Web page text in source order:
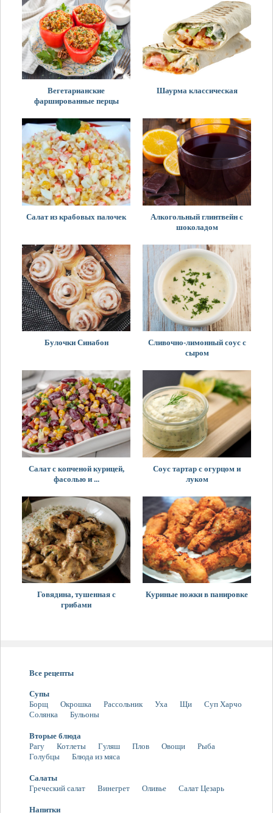
Вегетарианские
фаршированные перцы
Шаурма классическая
Салат из крабовых палочек
Алкогольный глинтвейн с
шоколадом
Булочки Синабон
Сливочно-лимонный соус с
сыром
Салат с копченой курицей,
фасолью и ...
Соус тартар с огурцом и
луком
Говядина, тушенная с
грибами
Куриные ножки в панировке
Все рецепты
Супы
Борщ
Окрошка Рассольник Уха Щи
Суп Харчо
Солянка
Бульоны
Вторые блюда
Рагу
Котлеты Гуляш Плов Овощи
Рыба
Голубцы
Блюда из мяса
Салаты
Греческий салат
Винегрет Оливье Салат Цезарь
Напитки